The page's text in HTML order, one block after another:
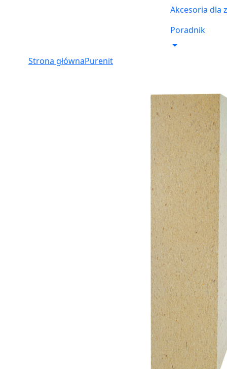
Akcesoria dla
Poradnik
Strona głównaPurenit